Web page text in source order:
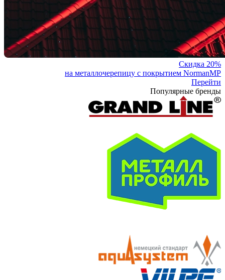
Скидка 20%
на металлочерепицу с покрытием NormanMP
Перейти
Популярные бренды